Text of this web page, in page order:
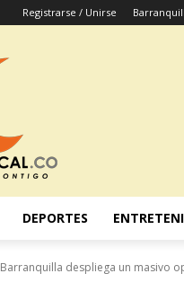
Registrarse / Unirse
DEPORTES
Barranquilla despliega un masivo